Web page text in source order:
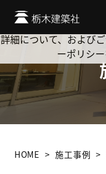
HOME 施工事例
Cookie を使用して、
か? 当社ではお客様の
詳細について、および
ーポリシ